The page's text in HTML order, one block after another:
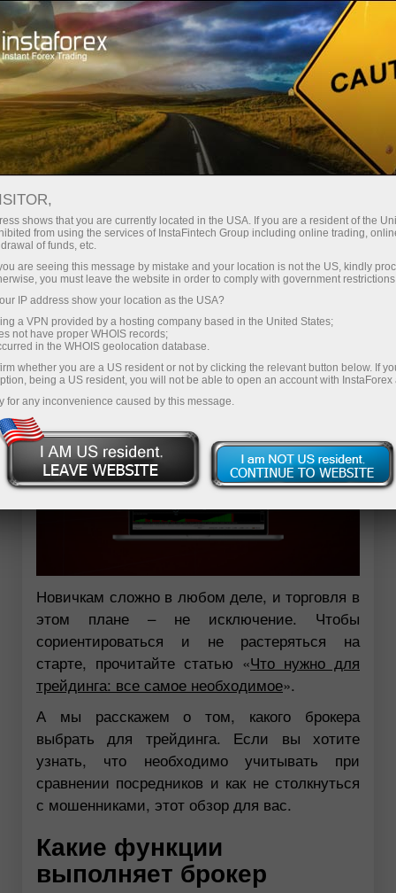
Начинающим
Какого брокера выбрать для трейдинга?
22.12.2022 16:31
Какого брокера выбрать для
трейдинга?
Новичкам сложно в любом деле, и торговля в
этом плане – не исключение. Чтобы
сориентироваться и не растеряться на
старте, прочитайте статью «Что нужно для
трейдинга: все самое необходимое».
А мы расскажем о том, какого брокера
выбрать для трейдинга. Если вы хотите
узнать, что необходимо учитывать при
сравнении посредников и как не столкнуться
с мошенниками, этот обзор для вас.
Какие функции
выполняет брокер
shows that you are currently located in the USA. If you are a resident of the
from using the services of InstaFintech Group including online trading,
of funds, etc.
are seeing this message by mistake and your location is not the US, kindly
you must leave the website in order to comply with government
IP address show your location as the USA?
a VPN provided by a hosting company based in the United States;
not have proper WHOIS records;
in the WHOIS geolocation database.
whether you are a US resident or not by clicking the relevant button below. If
being a US resident, you will not be able to open an account with InstaForex
for any inconvenience caused by this message.